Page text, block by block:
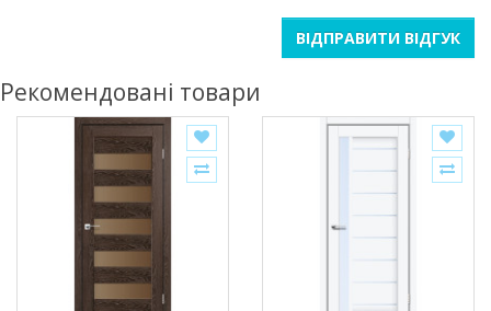
ВІДПРАВИТИ ВІДГУК
Рекомендовані товари